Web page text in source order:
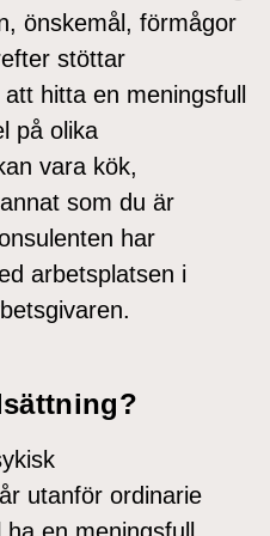
önskemål, förmågor
stöttar
hitta en meningsfull
på olika
vara kök,
som du är
har
arbetsplatsen i
utanför ordinarie